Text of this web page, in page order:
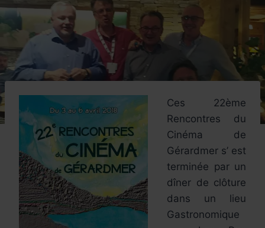
Ces 22ème
Rencontres du
Cinéma de
Gérardmer s’ est
terminée par un
dîner de clôture
dans un lieu
Gastronomique